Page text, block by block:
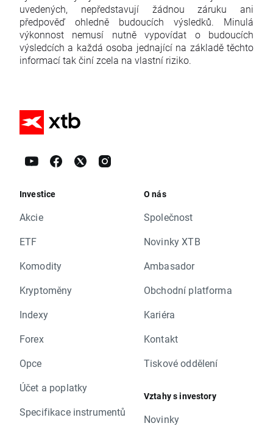
uvedených, nepředstavují žádnou záruku ani
předpověď ohledně budoucích výsledků. Minulá
výkonnost nemusí nutně vypovídat o budoucích
výsledcích a každá osoba jednající na základě těchto
informací tak činí zcela na vlastní riziko.
Investice
Akcie
ETF
Komodity
Kryptoměny
Indexy
Forex
Opce
Účet a poplatky
Specifikace instrumentů
O nás
Společnost
Novinky XTB
Ambasador
Obchodní platforma
Kariéra
Kontakt
Tiskové oddělení
Vztahy s investory
Novinky